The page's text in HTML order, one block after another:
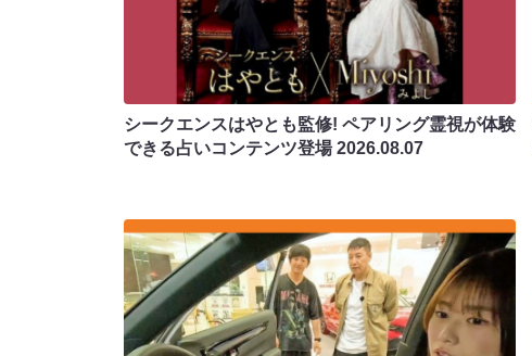
シークエンスはやとも監修! ペアリング霊視が体験
できる占いコンテンツ登場2026.08.07